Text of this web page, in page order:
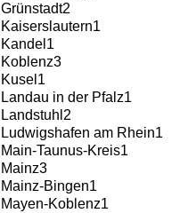
Grünstadt2
Kaiserslautern1
Kandel 1
Koblenz3
Kusel 1
Landau in der Pfalz1
Landstuhl 2
Ludwigshafen am Rhein1
Main-Taunus-Kreis1
Mainz3
Mainz-Bingen1
Mayen-Koblenz1